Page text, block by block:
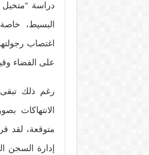
دراسة “متخيل
البسيط،
اغتصاب
على الفضاء
رغم ذلك تبقى
الانتهاكات
متوقعة، لقد
إدارة السجن